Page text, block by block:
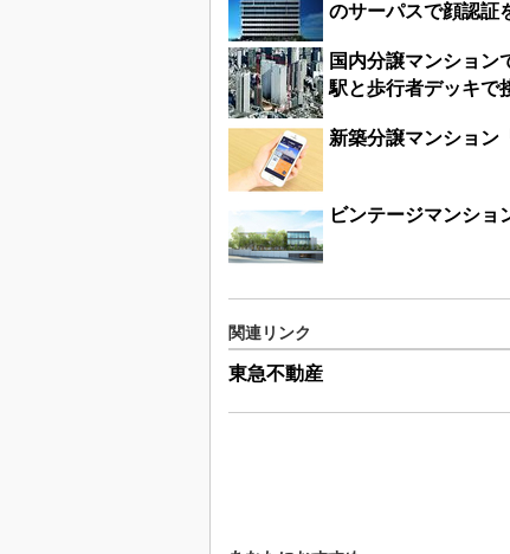
のサーパスで顔認証
国内分譲マンション
駅と歩行者デッキで
新築分譲マンション
ビンテージマンショ
関連リンク
東急不動産